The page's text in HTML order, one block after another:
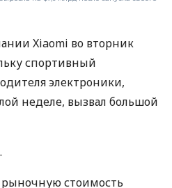
Xiaomi во вторник
спортивный
электроники,
неделе, вызвал большой
стоимость